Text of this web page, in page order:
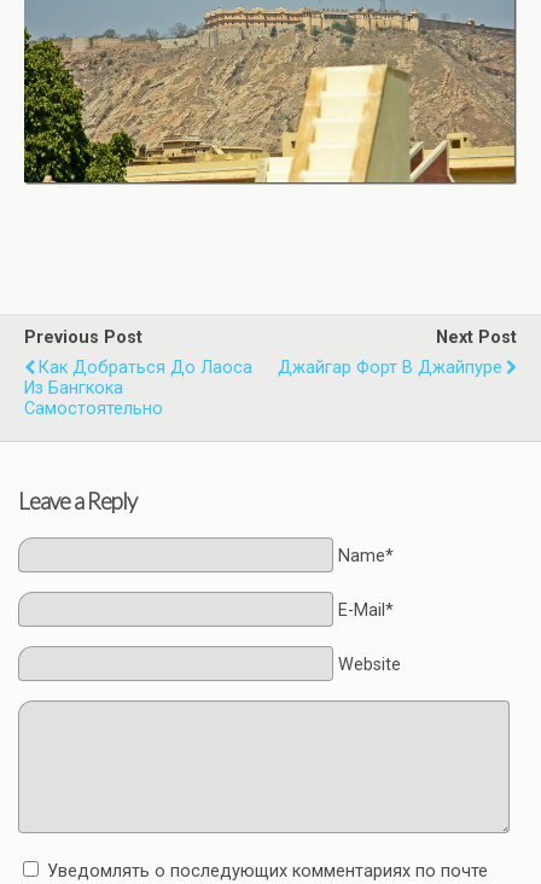
Previous Post
Как Добраться До Лаоса
Из Бангкока
Самостоятельно
Next Post
Джайгар Форт В Джайпуре
Leave a Reply
Name*
E-Mail*
Website
Уведомлять о последующих комментариях по почте